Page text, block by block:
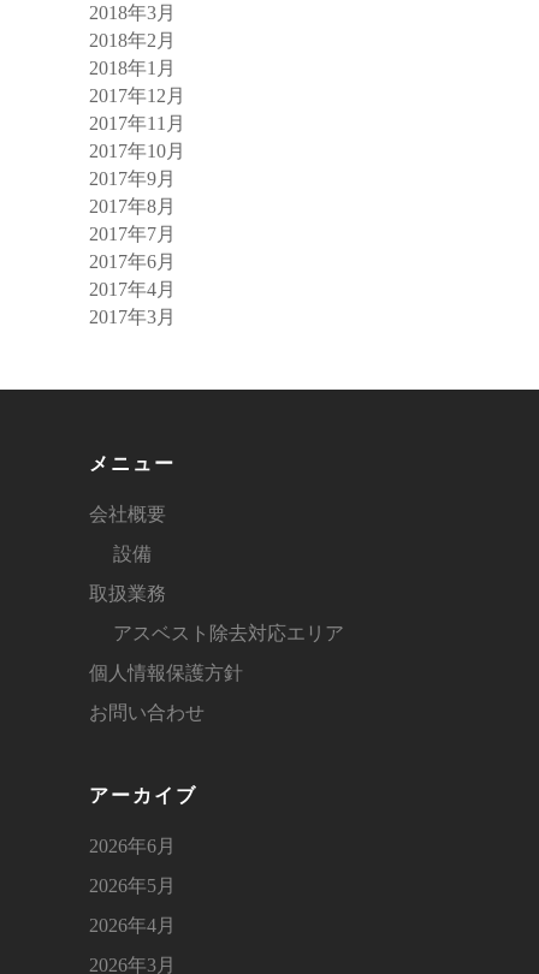
2018年3月
2018年2月
2018年1月
2017年12月
2017年11月
2017年10月
2017年9月
2017年8月
2017年7月
2017年6月
2017年4月
2017年3月
メニュー
会社概要
設備
取扱業務
アスベスト除去対応エリア
個人情報保護方針
お問い合わせ
アーカイブ
2026年6月
2026年5月
2026年4月
2026年3月